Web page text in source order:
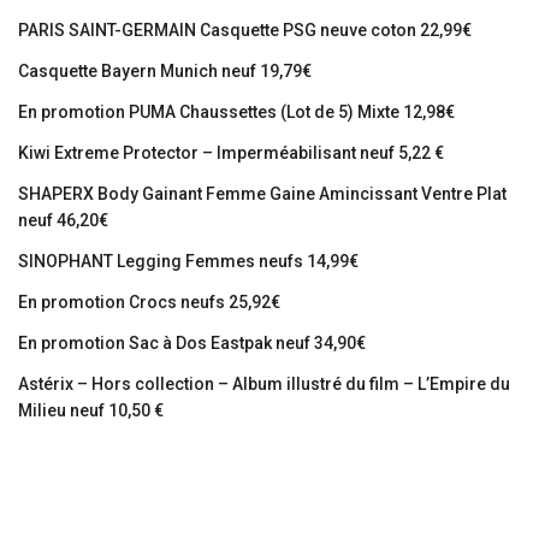
PARIS SAINT-GERMAIN Casquette PSG neuve coton 22,99€
Casquette Bayern Munich neuf 19,79€
En promotion PUMA Chaussettes (Lot de 5) Mixte 12,98€
Kiwi Extreme Protector – Imperméabilisant neuf 5,22 €
SHAPERX Body Gainant Femme Gaine Amincissant Ventre Plat
neuf 46,20€
SINOPHANT Legging Femmes neufs 14,99€
En promotion Crocs neufs 25,92€
En promotion Sac à Dos Eastpak neuf 34,90€
Astérix – Hors collection – Album illustré du film – L’Empire du
Milieu neuf 10,50 €